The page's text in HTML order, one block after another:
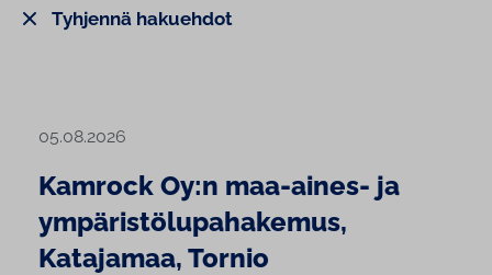
05.08.2026
Kamrock Oy:n maa-aines- ja
ympäristölupahakemus,
Katajamaa, Tornio
Tyhjennä hakuehdot